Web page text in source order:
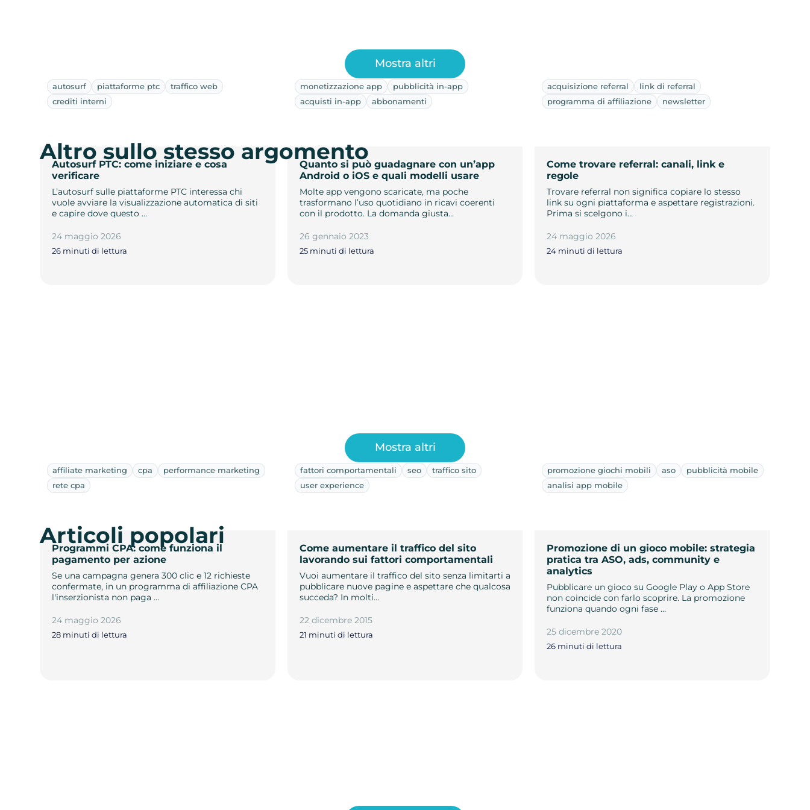
autosurf piattaforme ptc
traffico web
crediti interni
Autosurf PTC: come iniziare e cosa
verificare
L’autosurf sulle piattaforme PTC interessa chi
vuole avviare la visualizzazione automatica di siti
e capire dove questo …
24 maggio 2026
26 minuti di lettura
monetizzazione app
pubblicità in-app
acquisti in-app
abbonamenti
Quanto si può guadagnare con un’app
Android o iOS e quali modelli usare
Molte app vengono scaricate, ma poche
trasformano l’uso quotidiano in ricavi coerenti
con il prodotto. La domanda giusta…
26 gennaio 2023
25 minuti di lettura
acquisizione referral
link di referral
programma di affiliazione
newsletter
Come trovare referral: canali, link e
regole
Trovare referral non significa copiare lo stesso
link su ogni piattaforma e aspettare registrazioni.
Prima si scelgono i…
24 maggio 2026
24 minuti di lettura
Mostra altri
Altro sullo stesso argomento
affiliate marketing cpa
performance marketing
rete cpa
Programmi CPA: come funziona il
pagamento per azione
Se una campagna genera 300 clic e 12 richieste
confermate, in un programma di affiliazione CPA
l'inserzionista non paga …
24 maggio 2026
28 minuti di lettura
fattori comportamentali seo
traffico sito
user experience
Come aumentare il traffico del sito
lavorando sui fattori comportamentali
Vuoi aumentare il traffico del sito senza limitarti a
pubblicare nuove pagine e aspettare che qualcosa
succeda? In molti…
22 dicembre 2015
21 minuti di lettura
promozione giochi mobili aso
pubblicità mobile
analisi app mobile
Promozione di un gioco mobile: strategia
pratica tra ASO, ads, community e
analytics
Pubblicare un gioco su Google Play o App Store
non coincide con farlo scoprire. La promozione
funziona quando ogni fase …
25 dicembre 2020
26 minuti di lettura
Mostra altri
Articoli popolari